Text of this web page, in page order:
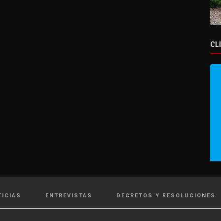
ENTREVISTAS DECRETOS Y RESOLUCIONES